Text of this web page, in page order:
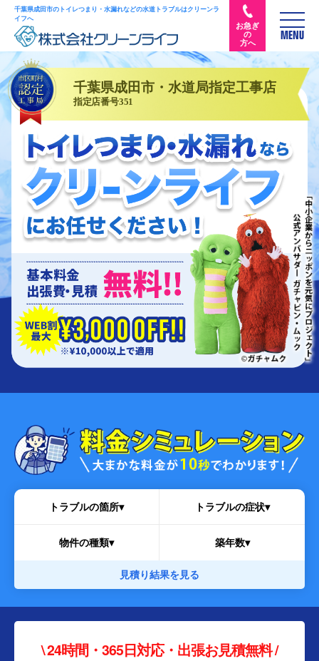
千葉県成田市のトイレつまり・水漏れなどの水道トラブルはクリーンラ
イフへ
お急ぎ
の
方へ
MENU
千葉県成田市・水道局指定工事店
指定店番号351
トラブルの箇所▾ トラブルの症状▾
物件の種類▾ 築年数▾
見積り結果を見る
\ 24時間・365日対応・出張お見積無料 /